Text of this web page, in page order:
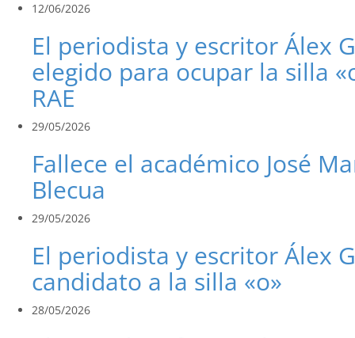
12/06/2026
El periodista y escritor Álex
elegido para ocupar la silla
RAE
29/05/2026
Fallece el académico José
Blecua
29/05/2026
El periodista y escritor Álex
candidato a la silla «o»
28/05/2026